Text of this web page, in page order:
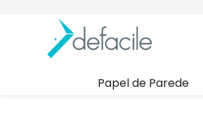
Papel de Parede